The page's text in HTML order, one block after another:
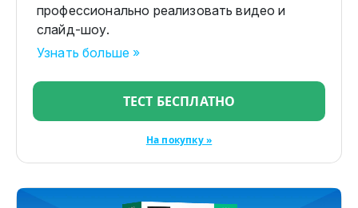
профессионально реализовать видео и
слайд-шоу.
Узнать больше »
ТЕСТ БЕСПЛАТНО
На покупку »